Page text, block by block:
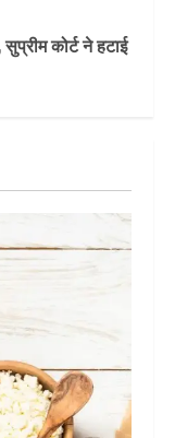
कोर्ट ने हटाई